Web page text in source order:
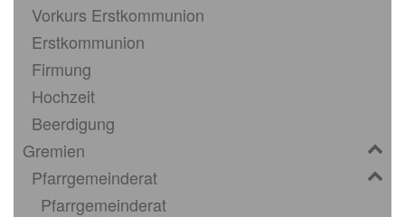
Vorkurs Erstkommunion
Erstkommunion
Firmung
Hochzeit
Beerdigung
Gremien
Pfarrgemeinderat
Pfarrgemeinderat